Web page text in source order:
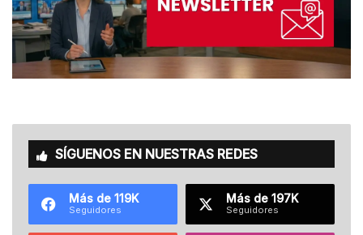
SÍGUENOS EN NUESTRAS REDES
Más de 119K
Seguidores
Más de 197K
Seguidores